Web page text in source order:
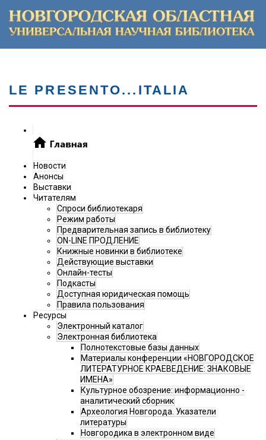
LE PRESENTO...ITALIA
Новости
Анонсы
Выставки
Читателям
Спроси библиотекаря
Режим работы
Предварительная запись в библиотеку
ON-LINE ПРОДЛЕНИЕ
Книжные новинки в библиотеке
Действующие выставки
Онлайн-тесты
Подкасты
Доступная юридическая помощь
Правила пользования
Ресурсы
Электронный каталог
Электронная библиотека
Полнотекстовые базы данных
Материалы конференции «НОВГОРОДСКОЕ
ЛИТЕРАТУРНОЕ КРАЕВЕДЕНИЕ: ЗНАКОВЫЕ
ИМЕНА»
Культурное обозрение: информационно -
аналитический сборник
Археология Новгорода. Указатели
литературы
Новгородика в электронном виде